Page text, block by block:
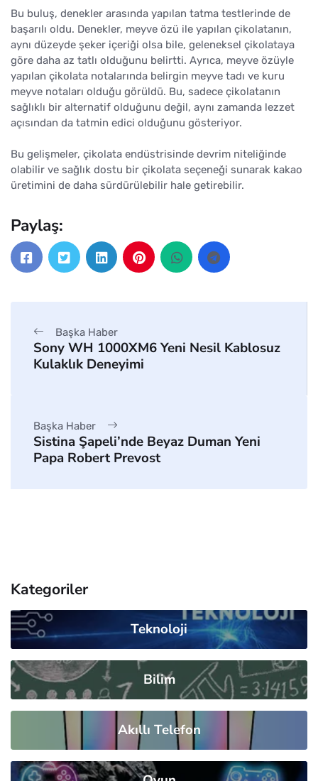
Bu buluş, denekler arasında yapılan tatma testlerinde de
başarılı oldu. Denekler, meyve özü ile yapılan çikolatanın,
aynı düzeyde şeker içeriği olsa bile, geleneksel çikolataya
göre daha az tatlı olduğunu belirtti. Ayrıca, meyve özüyle
yapılan çikolata notalarında belirgin meyve tadı ve kuru
meyve notaları olduğu görüldü. Bu, sadece çikolatanın
sağlıklı bir alternatif olduğunu değil, aynı zamanda lezzet
açısından da tatmin edici olduğunu gösteriyor.
Bu gelişmeler, çikolata endüstrisinde devrim niteliğinde
olabilir ve sağlık dostu bir çikolata seçeneği sunarak kakao
üretimini de daha sürdürülebilir hale getirebilir.
Paylaş:
Başka Haber
Sony WH 1000XM6 Yeni Nesil Kablosuz
Kulaklık Deneyimi
Başka Haber
Sistina Şapeli’nde Beyaz Duman Yeni
Papa Robert Prevost
Kategoriler
Teknoloji
Bilim
Akıllı Telefon